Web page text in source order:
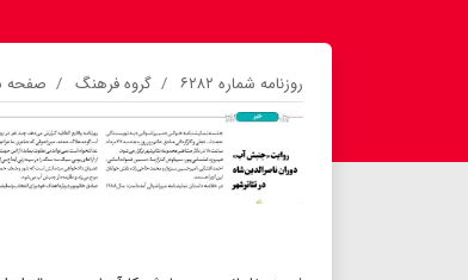
روزنامه شماره ۶۲۸۲ گروه فرهنگ صفحه